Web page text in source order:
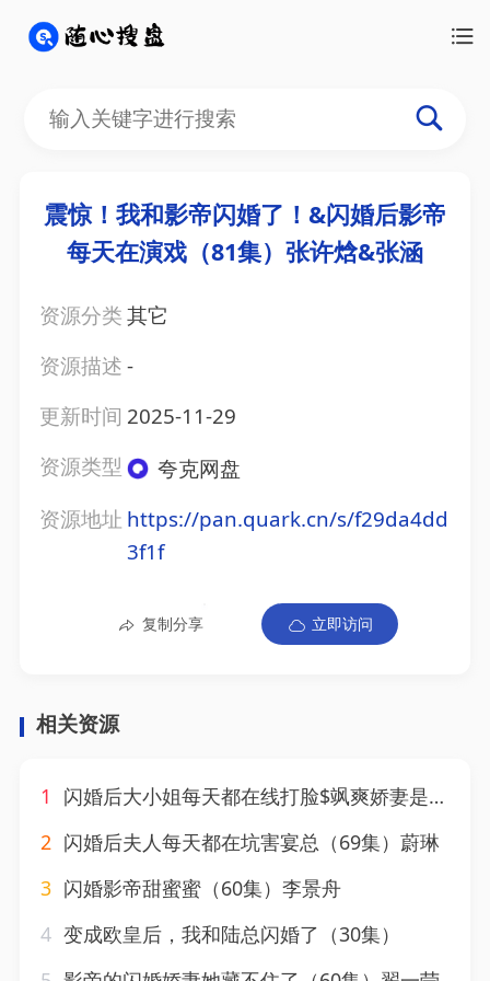
震惊！我和影帝闪婚了！&闪婚后影帝
每天在演戏（81集）张许焓&张涵
资源分类其它
资源描述-
更新时间 2025-11-29
资源类型
夸克网盘
资源地址 https://pan.quark.cn/s/f29da4dd
3f1f
复制分享 立即访问
相关资源
1
闪婚后大小姐每天都在线打脸$飒爽娇妻是大佬$我和乞丐老公都不装了（83）葛晓曦
2 闪婚后夫人每天都在坑害宴总（69集）蔚琳
3 闪婚影帝甜蜜蜜（60集）李景舟
4 变成欧皇后，我和陆总闪婚了（30集）